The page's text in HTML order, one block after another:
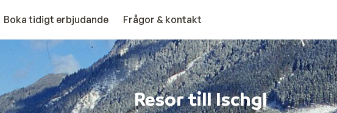
Boka tidigt erbjudande Frågor & kontakt
Resor till Ischgl